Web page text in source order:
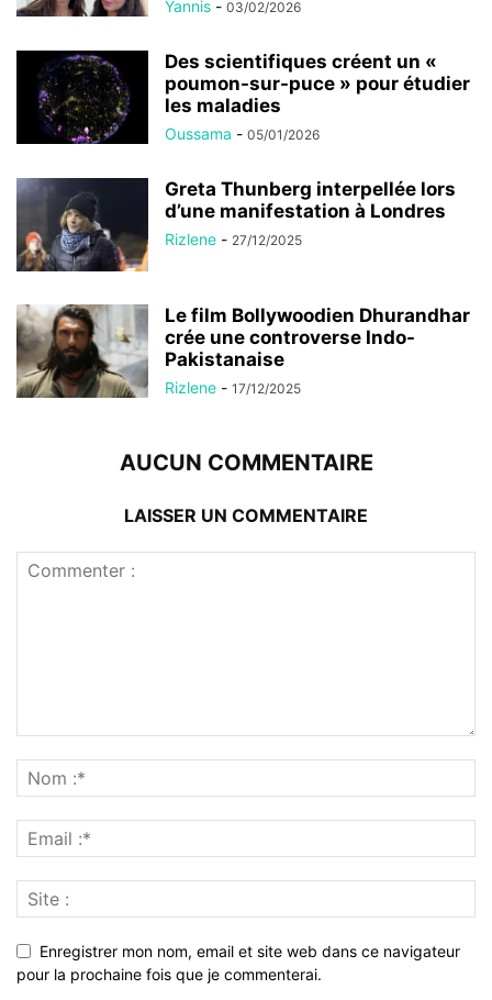
Yannis - 03/02/2026
Des scientifiques créent un «
poumon-sur-puce » pour étudier
les maladies
Oussama - 05/01/2026
Greta Thunberg interpellée lors
d’une manifestation à Londres
Rizlene - 27/12/2025
Le film Bollywoodien Dhurandhar
crée une controverse Indo-
Pakistanaise
Rizlene - 17/12/2025
AUCUN COMMENTAIRE
LAISSER UN COMMENTAIRE
Enregistrer mon nom, email et site web dans ce navigateur
pour la prochaine fois que je commenterai.